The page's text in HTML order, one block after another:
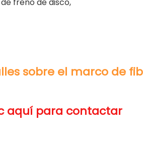
Haga clic aquí para contactar